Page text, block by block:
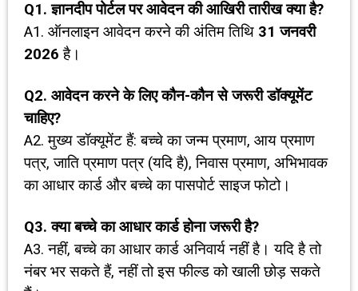
Q1.ज्ञानदीप पोर्टल पर आवेदन की आखिरी तारीख क्या है?
A1. ऑनलाइन आवेदन करने की अंतिम तिथि 31जनवरी
2026 है।
Q2. आवेदन करने के लिए कौन-कौन से जरूरी डॉक्यूमेंट
चाहिए?
A2. मुख्य डॉक्यूमेंट हैं: बच्चे का जन्म प्रमाण, आय प्रमाण
पत्र, जाति प्रमाण पत्र (यदि है), निवास प्रमाण, अभिभावक
का आधार कार्ड और बच्चे का पासपोर्ट साइज फोटो।
Q3.क्या बच्चे का आधार कार्ड होना जरूरी है?
A3. नहीं, बच्चे का आधार कार्ड अनिवार्य नहीं है। यदि है तो
नंबर भर सकते हैं, नहीं तो इस फील्ड को खाली छोड़ सकते